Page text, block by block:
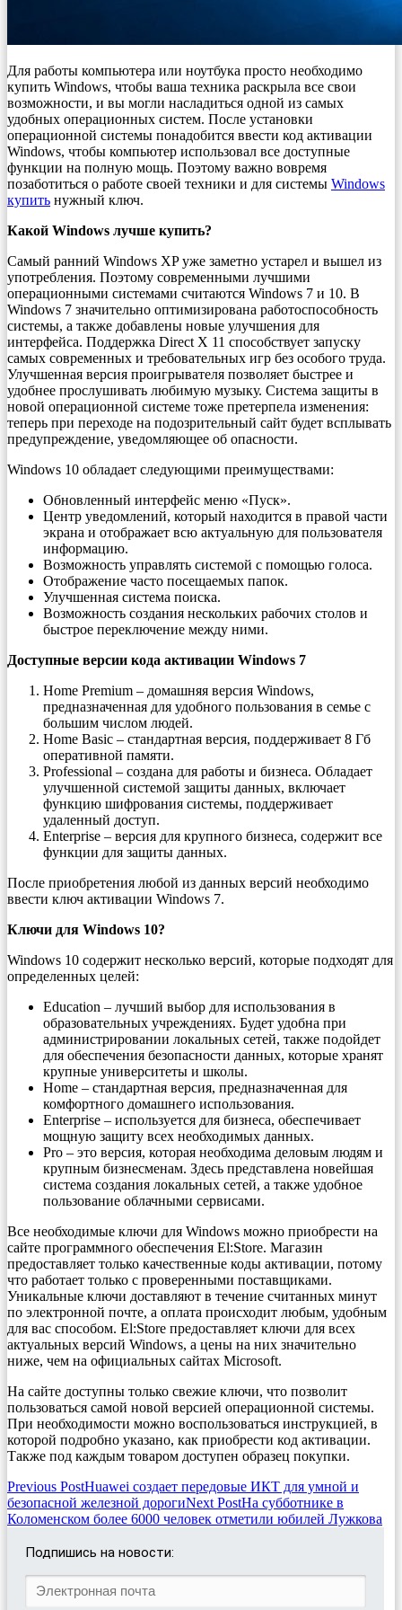
Для работы компьютера или ноутбука просто необходимо
купить Windows, чтобы ваша техника раскрыла все свои
возможности, и вы могли насладиться одной из самых
удобных операционных систем. После установки
операционной системы понадобится ввести код активации
Windows, чтобы компьютер использовал все доступные
функции на полную мощь. Поэтому важно вовремя
позаботиться о работе своей техники и для системы Windows
купить нужный ключ.
Какой Windows лучше купить?
Самый ранний Windows XP уже заметно устарел и вышел из
употребления. Поэтому современными лучшими
операционными системами считаются Windows 7 и 10. В
Windows 7 значительно оптимизирована работоспособность
системы, а также добавлены новые улучшения для
интерфейса. Поддержка Direct X 11 способствует запуску
самых современных и требовательных игр без особого труда.
Улучшенная версия проигрывателя позволяет быстрее и
удобнее прослушивать любимую музыку. Система защиты в
новой операционной системе тоже претерпела изменения:
теперь при переходе на подозрительный сайт будет всплывать
предупреждение, уведомляющее об опасности.
Windows 10 обладает следующими преимуществами:
Обновленный интерфейс меню «Пуск».
Центр уведомлений, который находится в правой части
экрана и отображает всю актуальную для пользователя
информацию.
Возможность управлять системой с помощью голоса.
Отображение часто посещаемых папок.
Улучшенная система поиска.
Возможность создания нескольких рабочих столов и
быстрое переключение между ними.
Доступные версии кода активации Windows 7
Home Premium – домашняя версия Windows,
предназначенная для удобного пользования в семье с
большим числом людей.
Home Basic – стандартная версия, поддерживает 8 Гб
оперативной памяти.
Professional – создана для работы и бизнеса. Обладает
улучшенной системой защиты данных, включает
функцию шифрования системы, поддерживает
удаленный доступ.
Enterprise – версия для крупного бизнеса, содержит все
функции для защиты данных.
После приобретения любой из данных версий необходимо
ввести ключ активации Windows 7.
Ключи для Windows 10?
Windows 10 содержит несколько версий, которые подходят для
определенных целей:
Education – лучший выбор для использования в
образовательных учреждениях. Будет удобна при
администрировании локальных сетей, также подойдет
для обеспечения безопасности данных, которые хранят
крупные университеты и школы.
Home – стандартная версия, предназначенная для
комфортного домашнего использования.
Enterprise – используется для бизнеса, обеспечивает
мощную защиту всех необходимых данных.
Pro – это версия, которая необходима деловым людям и
крупным бизнесменам. Здесь представлена новейшая
система создания локальных сетей, а также удобное
пользование облачными сервисами.
Все необходимые ключи для Windows можно приобрести на
сайте программного обеспечения El:Store. Магазин
предоставляет только качественные коды активации, потому
что работает только с проверенными поставщиками.
Уникальные ключи доставляют в течение считанных минут
по электронной почте, а оплата происходит любым, удобным
для вас способом. El:Store предоставляет ключи для всех
актуальных версий Windows, а цены на них значительно
ниже, чем на официальных сайтах Microsoft.
На сайте доступны только свежие ключи, что позволит
пользоваться самой новой версией операционной системы.
При необходимости можно воспользоваться инструкцией, в
которой подробно указано, как приобрести код активации.
Также под каждым товаром доступен образец покупки.
Post
navigation
Previous PostHuawei создает передовые ИКТ для умной и
безопасной железной дорогиNext PostНа субботнике в
Коломенском более 6000 человек отметили юбилей Лужкова
Подпишись на новости: